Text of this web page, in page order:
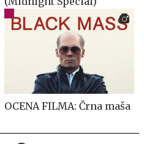
OCENA FILMA: Črna maša